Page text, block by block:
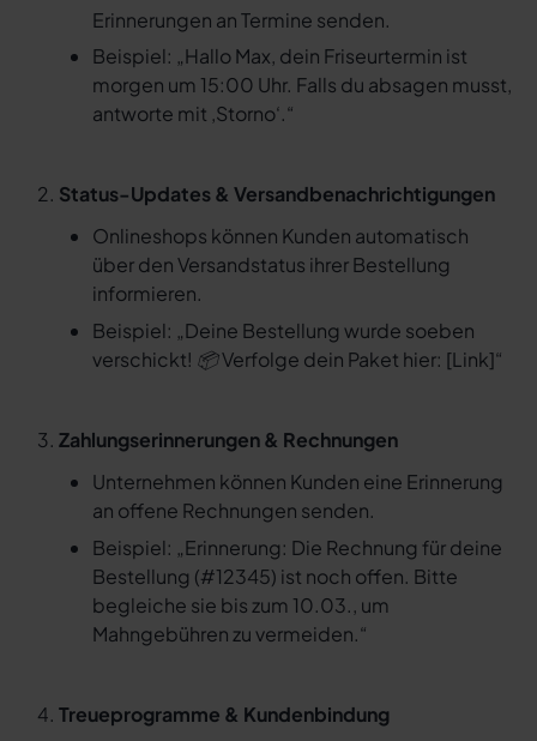
Erinnerungen an Termine senden.
Beispiel: „Hallo Max, dein Friseurtermin ist
morgen um 15:00 Uhr. Falls du absagen musst,
antworte mit ‚Storno‘.“
Status-Updates & Versandbenachrichtigungen
Onlineshops können Kunden automatisch
über den Versandstatus ihrer Bestellung
informieren.
Beispiel: „Deine Bestellung wurde soeben
verschickt! 📦 Verfolge dein Paket hier: [Link]“
Zahlungserinnerungen & Rechnungen
Unternehmen können Kunden eine Erinnerung
an offene Rechnungen senden.
Beispiel: „Erinnerung: Die Rechnung für deine
Bestellung (#12345) ist noch offen. Bitte
begleiche sie bis zum 10.03., um
Mahngebühren zu vermeiden.“
Treueprogramme & Kundenbindung